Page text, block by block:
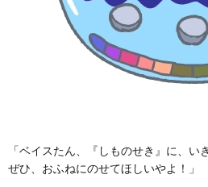
「ベイスたん、『しものせき』に、い
ぜひ、おふねにのせてほしいやよ！」